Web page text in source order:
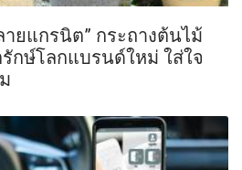
ายแกรนิต” กระถางต้นไม้
กษ์โลกแบรนด์ใหม่ ใส่ใจ